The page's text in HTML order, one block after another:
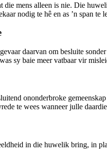
mens alleen is nie. Die
nodig te hê en as ’n span te
daarvan om besluite
sy baie meer vatbaar vir
ononderbroke
te wees wanneer julle
in die huwelik bring, in